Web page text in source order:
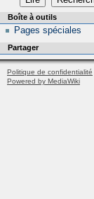
Boîte à outils
Pages spéciales
Partager
Politique de confidentialité
Powered by MediaWiki